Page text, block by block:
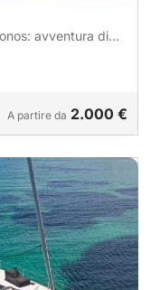
avventura di
A partire da 2.000 €